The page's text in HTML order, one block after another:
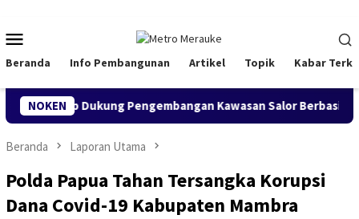
konten
Mobile
Beranda Info Pembangunan Artikel Topik Kabar
NOKEN
Siap Dukung Pengembangan Kawasan Salor Berbasis Potensi
Beranda Laporan Utama
Polda Papua Tahan Tersangka Korupsi
Dana Covid-19 Kabupaten Mambra